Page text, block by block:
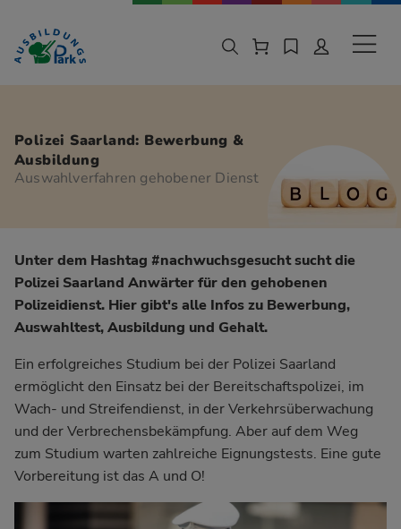
Zur Navigation springen
Zu den Hauptinhalten springen
Polizei Saarland: Bewerbung &
Ausbildung
Auswahlverfahren gehobener Dienst
Unter dem Hashtag #nachwuchsgesucht sucht die
Polizei Saarland Anwärter für den gehobenen
Polizeidienst. Hier gibt's alle Infos zu Bewerbung,
Auswahltest, Ausbildung und Gehalt.
Ein erfolgreiches Studium bei der Polizei Saarland
ermöglicht den Einsatz bei der Bereitschaftspolizei, im
Wach- und Streifendienst, in der Verkehrsüberwachung
und der Verbrechensbekämpfung. Aber auf dem Weg
zum Studium warten zahlreiche Eignungstests. Eine gute
Vorbereitung ist das A und O!